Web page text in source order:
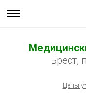
Брест,
Цены